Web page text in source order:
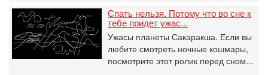
Спать нельзя. Потому что во сне к
тебе придет ужас...
Ужасы планеты Сакаракша. Если вы
любите смотреть ночные кошмары,
посмотрите этот ролик перед сном...